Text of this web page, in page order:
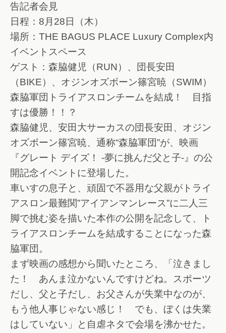
告記者会見
日程：8月28日（木）
場所：THE BAGUS PLACE Luxury Complex内
イベントスペース
ゲスト：森脇健児（RUN）、団長安田
（BIKE）、オジンオズボーン篠宮暁（SWIM）
森脇軍団トライアスロンチームを結成！ 目指
すは優勝！！？
森脇健児、安田大サーカスの団長安田、オジン
オズボーン篠宮暁、通称“森脇軍団”が、映画
『グレート デイズ！ -夢に挑んだ父と子-』の公
開記念イベントに登場した。
車いすの息子と、頑固で不器用な父親がトライ
アスロン最難関”アイアンマンレース”に二人三
脚で挑む姿を描いた本作の公開を記念して、ト
ライアスロンチームを結成することになった森
脇軍団。
まず映画の感想から聞いたところ、「泣きまし
た！ あんま泣かないんですけどね。スポーツ
だし、父と子だし、お父さんが失業中なのが、
もう他人事じゃない感じ！ でも、ぼくは失業
はしていない」と自虐ネタで会場を沸かせた。